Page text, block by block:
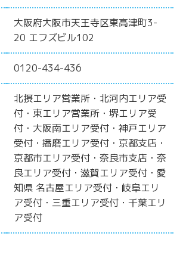
大阪府大阪市天王寺区東高津町3-
20 エフズビル102
0120-434-436
北摂エリア営業所・北河内エリア受
付・東エリア営業所・堺エリア受
付・大阪南エリア受付・神戸エリア
受付・播磨エリア受付・京都支店・
京都市エリア受付・奈良市支店・奈
良エリア受付・滋賀エリア受付・愛
知県 名古屋エリア受付・岐阜エリ
ア受付・三重エリア受付・千葉エリ
ア受付